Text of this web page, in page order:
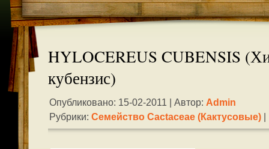
HYLOCEREUS CUBENSIS
кубензис)
Опубликовано: 15-02-2011 | Автор: Admin
Рубрики: Семейство Cactaceae (кактусовые) |